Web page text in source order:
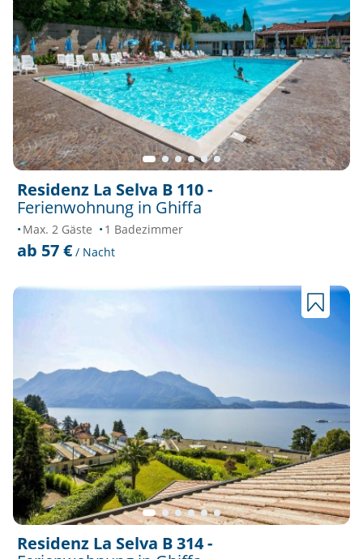
Residenz La Selva B 110 -
Ferienwohnung in Ghiffa
Max. 2 Gäste 1 Badezimmer
ab 57 € / Nacht
Residenz La Selva B 314 -